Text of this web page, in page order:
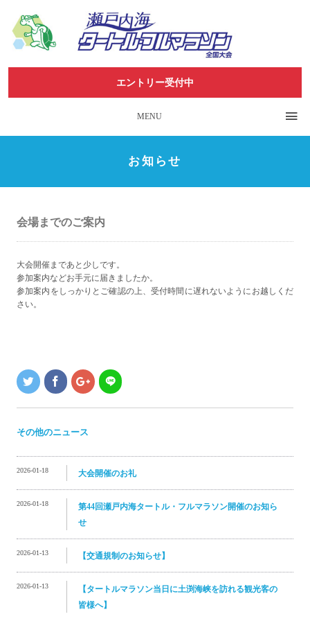
エントリー受付中
MENU
お知らせ
会場までのご案内
大会開催まであと少しです。
参加案内などお手元に届きましたか。
参加案内をしっかりとご確認の上、受付時間に遅れないようにお越しくだ
さい。
その他のニュース
2026-01-18 大会開催のお礼
2026-01-18
第44回瀬戸内海タートル・フルマラソン開催のお知ら
せ
2026-01-13 【交通規制のお知らせ】
2026-01-13
【タートルマラソン当日に土渕海峡を訪れる観光客の
皆様へ】